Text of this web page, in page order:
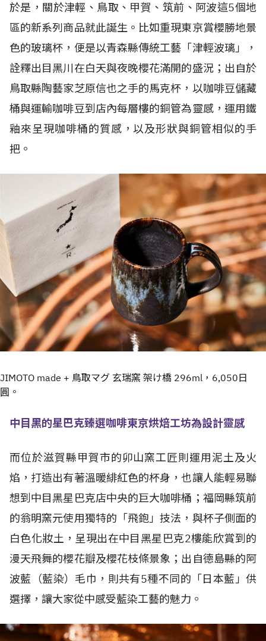
於是，關於津輕、鳥取、甲賀、筑前、阿波這5個地
區的新系列商品就此誕生。比如重現東京賞櫻勝地景
色的玻璃杯，便是以青森縣傳統工藝「津輕波璃」，
詮釋出目黑川在白天與夜晚櫻花滿開的盛況；出自於
鳥取縣陶藝家芝原信也之手的馬克杯，以咖啡豆儲藏
桶與運輸咖啡豆到店內每層樓的銅管為靈感，運用鐵
釉來呈現咖啡桶的質感，以及形狀與銅管相似的手
把。
JIMOTO made + 鳥取マグ 玄瑞窯 架け橋 296ml，6,050日
圓。
中目黑的星巴克臻選咖啡東京烘焙工坊為設計靈感
而位於滋賀縣甲賀市的卯山窯工匠則運用泥土及火
焰，打造出有著溫暖緋紅色的杯身，也讓人能輕易聯
想到中目黑星巴克店中央的巨大咖啡桶；福岡縣筑前
的翁明窯元使用獨特的「飛鉋」技法，與杯子側面的
白色化妝土，呈現出在中目黑星巴克2樓能欣賞到的
漫天飛舞的櫻花瓣及櫻花枝條景象；出自德島縣的阿
波藍（藍染）毛巾，則共有5種不同的「日本藍」供
選擇，讓大家從中感受藍染工藝的魅力。